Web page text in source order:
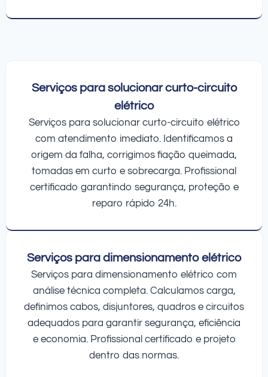
Serviços para solucionar curto-circuito
elétrico
Serviços para solucionar curto-circuito elétrico
com atendimento imediato. Identificamos a
origem da falha, corrigimos fiação queimada,
tomadas em curto e sobrecarga. Profissional
certificado garantindo segurança, proteção e
reparo rápido 24h.
Serviços para dimensionamento elétrico
Serviços para dimensionamento elétrico com
análise técnica completa. Calculamos carga,
definimos cabos, disjuntores, quadros e circuitos
adequados para garantir segurança, eficiência
e economia. Profissional certificado e projeto
dentro das normas.